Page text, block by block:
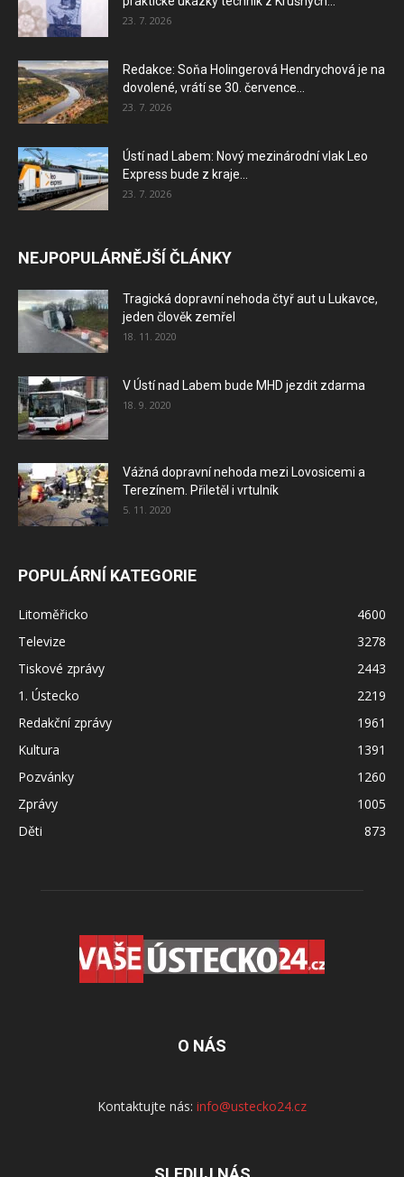
23. 7. 2026
Redakce: Soňa Holingerová Hendrychová je na
dovolené, vrátí se 30. července...
23. 7. 2026
Ústí nad Labem: Nový mezinárodní vlak Leo
Express bude z kraje...
23. 7. 2026
NEJPOPULÁRNĚJŠÍ ČLÁNKY
Tragická dopravní nehoda čtyř aut u Lukavce,
jeden člověk zemřel
18. 11. 2020
V Ústí nad Labem bude MHD jezdit zdarma
18. 9. 2020
Vážná dopravní nehoda mezi Lovosicemi a
Terezínem. Přiletěl i vrtulník
5. 11. 2020
POPULÁRNÍ KATEGORIE
Litoměřicko
4600
Televize
3278
Tiskové zprávy
2443
1. Ústecko
2219
Redakční zprávy
1961
Kultura
1391
Pozvánky
1260
Zprávy
1005
Děti
873
O NÁS
Kontaktujte nás: info@ustecko24.cz